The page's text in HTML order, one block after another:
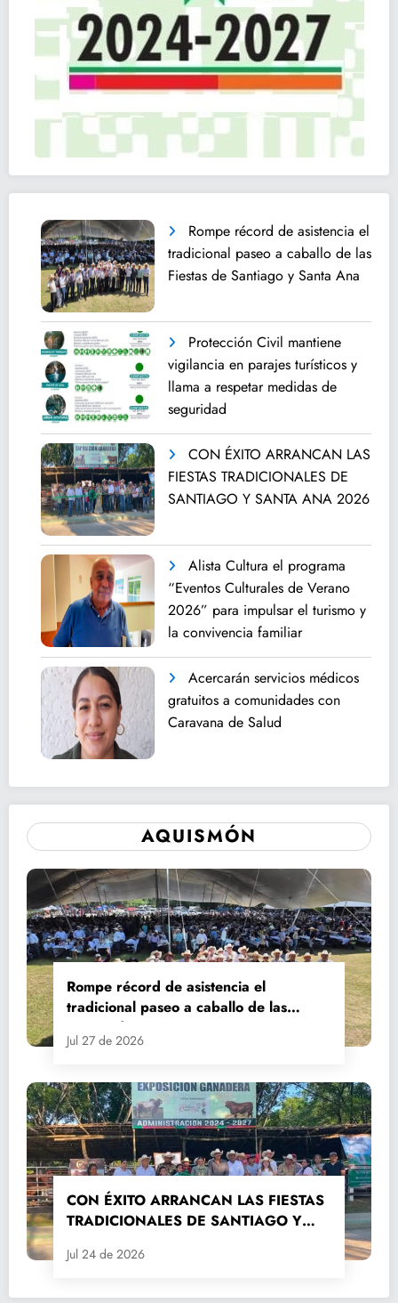
Rompe récord de asistencia el
tradicional paseo a caballo de las
Fiestas de Santiago y Santa Ana
Protección Civil mantiene
vigilancia en parajes turísticos y
llama a respetar medidas de
seguridad
CON ÉXITO ARRANCAN LAS
FIESTAS TRADICIONALES DE
SANTIAGO Y SANTA ANA 2026
Alista Cultura el programa
“Eventos Culturales de Verano
2026” para impulsar el turismo y
la convivencia familiar
Acercarán servicios médicos
gratuitos a comunidades con
Caravana de Salud
AQUISMÓN
Rompe récord de asistencia el
tradicional paseo a caballo de las
Fiestas de Santiago y Santa Ana
Jul 27 de 2026
CON ÉXITO ARRANCAN LAS FIESTAS
TRADICIONALES DE SANTIAGO Y
Jul 24 de 2026